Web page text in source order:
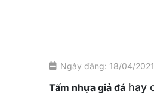
Ngày đăng: 18/04/
Tấm nhựa giả đá hay